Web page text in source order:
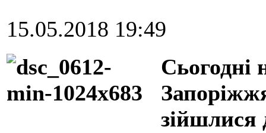
15.05.2018 19:49
Сьогодні
зійшлися